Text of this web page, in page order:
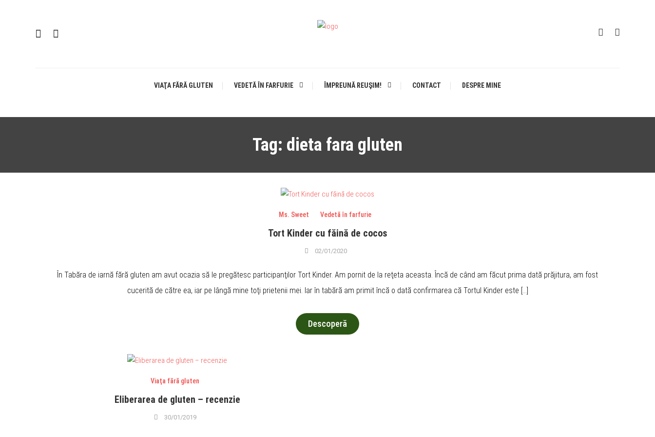
VIAŢA FĂRĂ GLUTEN VEDETĂ ÎN FARFURIE ÎMPREUNĂ REUŞIM! CONTACT DESPRE MINE
Tag: dieta fara gluten
Ms. Sweet Vedetă în farfurie
Tort Kinder cu făină de cocos
02/01/2020
În Tabăra de iarnă fără gluten am avut ocazia să le pregătesc participanţilor Tort Kinder. Am pornit de la reţeta aceasta. Încă de când am făcut prima dată prăjitura, am fost
cucerită de către ea, iar pe lângă mine toţi prietenii mei. Iar în tabără am primit încă o dată confirmarea că Tortul Kinder este […]
Descoperă
Viaţa fără gluten
Eliberarea de gluten – recenzie
30/01/2019